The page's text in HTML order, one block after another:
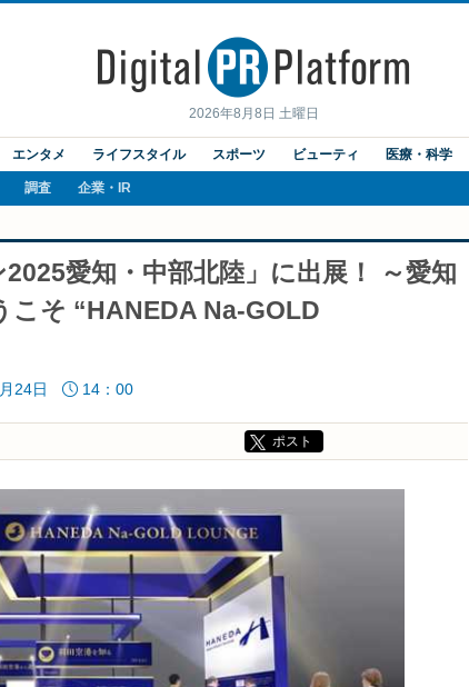
2026年8月8日 土曜日
エンタメ ライフスタイル スポーツ ビューティ 医療・科学
調査 企業・IR
愛知・中部北陸」に出展！ ～愛知
こそ “HANEDA Na-GOLD
24日 14：00
ポスト